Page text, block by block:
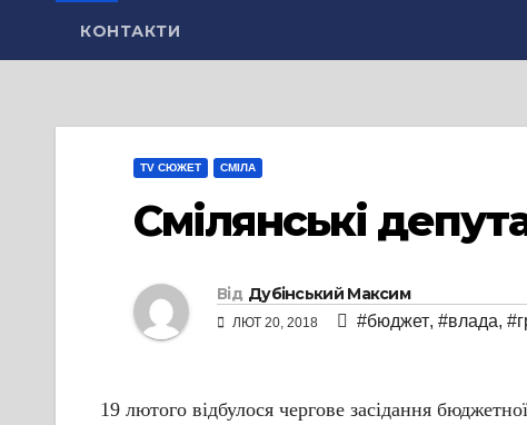
КОНТАКТИ
TV СЮЖЕТ СМІЛА
Смілянські
Від Дубінський Максим
ЛЮТ 20, 2018 #бюджет, #влада,
19 лютого відбулося чергове засідання